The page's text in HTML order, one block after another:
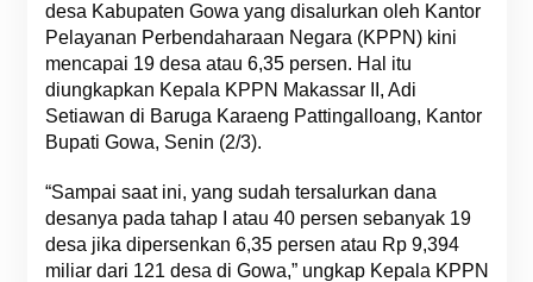
desa Kabupaten Gowa yang disalurkan oleh Kantor
Pelayanan Perbendaharaan Negara (KPPN) kini
mencapai 19 desa atau 6,35 persen. Hal itu
diungkapkan Kepala KPPN Makassar II, Adi
Setiawan di Baruga Karaeng Pattingalloang, Kantor
Bupati Gowa, Senin (2/3).
“Sampai saat ini, yang sudah tersalurkan dana
desanya pada tahap I atau 40 persen sebanyak 19
desa jika dipersenkan 6,35 persen atau Rp 9,394
miliar dari 121 desa di Gowa,” ungkap Kepala KPPN